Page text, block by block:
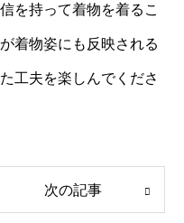
を持って着物を着るこ
着物姿にも反映される
工夫を楽しんでくださ
次の記事